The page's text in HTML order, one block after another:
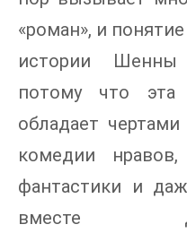
«роман», и
истории Шенны
потому что эта
обладает
комедии нравов,
фантастики и
вместе